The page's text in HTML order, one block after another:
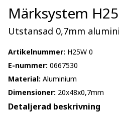
Märksystem
Utstansad 0,7mm
Artikelnummer: H25W 0
E-nummer: 0667530
Material: Aluminium
Dimensioner: 20x48x0,7mm
Detaljerad beskrivning